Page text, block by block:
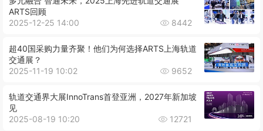
ARTS回顾
2025-12-25 14:00
8442
超40国采购力量齐聚！他们为何选择ARTS上海轨道
交通展？
2025-11-19 10:02
9652
轨道交通界大展InnoTrans首登亚洲，2027年新加坡
见
2025-08-19 10:20
12721